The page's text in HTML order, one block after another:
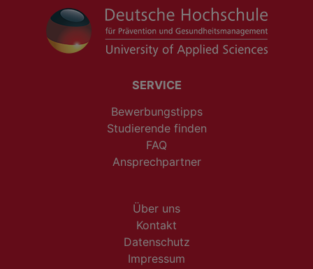
SERVICE
Bewerbungstipps
Studierende finden
FAQ
Ansprechpartner
Über uns
Kontakt
Datenschutz
Impressum